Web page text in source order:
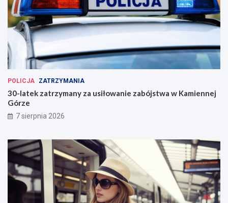
POLICJA ZATRZYMANIA
30-latek zatrzymany za usiłowanie zabójstwa w Kamiennej
Górze
7 sierpnia 2026